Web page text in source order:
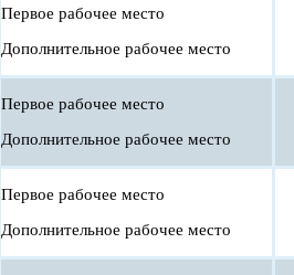
Первое рабочее место
Дополнительное рабочее место
Первое рабочее место
Дополнительное рабочее место
Первое рабочее место
Дополнительное рабочее место